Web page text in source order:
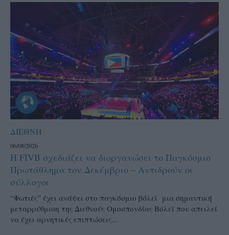
ΔΙΕΘΝΗ
06/08/2026
Η FIVB σχεδιάζει να διοργανώσει το Παγκόσμιο
Πρωτάθλημα τον Δεκέμβριο – Αντιδρούν οι
σύλλογοι
“Φωτιές” έχει ανάψει στο παγκόσμιο βόλεϊ μια σημαντική
μεταρρύθμιση της Διεθνούς Ομοσπονδίας Βόλεϊ που απειλεί
να έχει αρνητικές επιπτώσεις...